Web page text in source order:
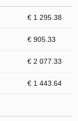
€ 1 295.38
€ 905.33
€ 2 077.33
€ 1 443.64